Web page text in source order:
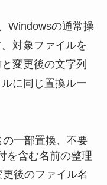
Windowsの通常操
対象ファイルを
変更後の文字列
に同じ置換ルー
の一部置換、不要
を含む名前の整理
後のファイル名